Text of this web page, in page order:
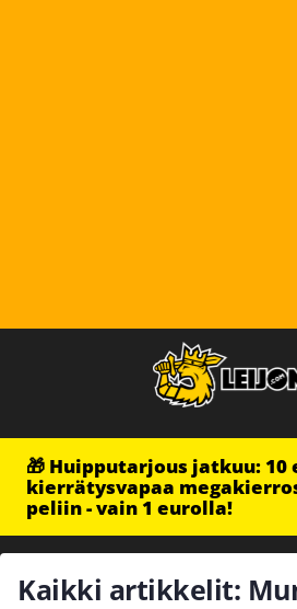
🎁 Huipputarjous jatkuu: 10
kierrätysvapaa
peliin - vain 1 eurolla!
Kaikki artikkelit: